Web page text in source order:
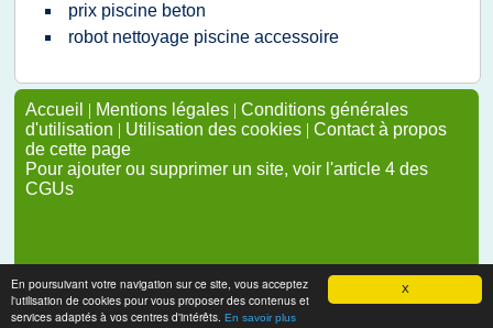
X
En poursuivant votre navigation sur ce site, vous acceptez
l'utilisation de cookies pour vous proposer des contenus et
services adaptés à vos centres d'intérêts. En savoir plus
prix piscine beton
robot nettoyage piscine accessoire
Accueil | Mentions légales | Conditions générales
d'utilisation | Utilisation des cookies | Contact à propos
de cette page
Pour ajouter ou supprimer un site, voir l'article 4 des
CGUs